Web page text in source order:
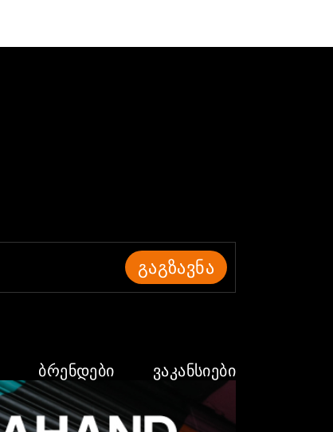
ᲒᲐᲒᲖᲐᲕᲜᲐ
ᲑᲠᲔᲜᲓᲔᲑᲘ ᲕᲐᲙᲐᲜᲡᲘᲔᲑᲘ